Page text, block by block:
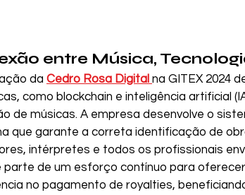
entre Música,
da Cedro Rosa Digital na GITEX 2024
como blockchain e inteligência artificial
de músicas. A empresa desenvolve o
que garante a correta identificação de
intérpretes e todos os profissionais
parte de um esforço contínuo para
no pagamento de royalties,